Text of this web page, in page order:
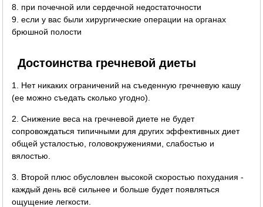
8. при почечной или сердечной недостаточности
9. если у вас были хирургические операции на органах
брюшной полости
Достоинства гречневой диеты
1. Нет никаких ограничений на съеденную гречневую кашу
(ее можно съедать сколько угодно).
2. Снижение веса на гречневой диете не будет
сопровождаться типичными для других эффективных диет
общей усталостью, головокружениями, слабостью и
вялостью.
3. Второй плюс обусловлен высокой скоростью похудания -
каждый день всё сильнее и больше будет появляться
ощущение легкости.